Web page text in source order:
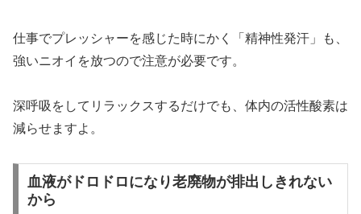
仕事でプレッシャーを感じた時にかく「精神性発汗」も、
強いニオイを放つので注意が必要です。
深呼吸をしてリラックスするだけでも、体内の活性酸素は
減らせますよ。
血液がドロドロになり老廃物が排出しきれない
から